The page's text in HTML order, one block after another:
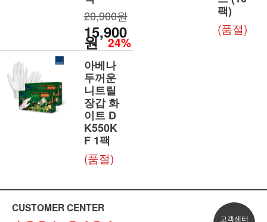
20,900원
15,900
원 24%
팩)
(품절)
아베나
두꺼운
니트릴
장갑 화
이트 D
K550K
F 1팩
(품절)
CUSTOMER CENTER
고객센터